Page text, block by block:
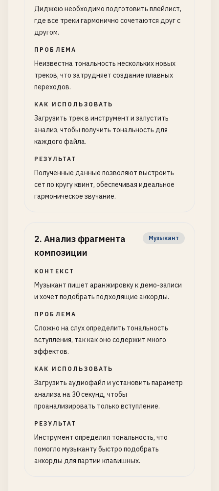
Диджею необходимо подготовить плейлист,
где все треки гармонично сочетаются друг с
другом.
ПРОБЛЕМА
Неизвестна тональность нескольких новых
треков, что затрудняет создание плавных
переходов.
КАК ИСПОЛЬЗОВАТЬ
Загрузить трек в инструмент и запустить
анализ, чтобы получить тональность для
каждого файла.
РЕЗУЛЬТАТ
Полученные данные позволяют выстроить
сет по кругу квинт, обеспечивая идеальное
гармоническое звучание.
2. Анализ фрагмента
композиции
Музыкант
КОНТЕКСТ
Музыкант пишет аранжировку к демо-записи
и хочет подобрать подходящие аккорды.
ПРОБЛЕМА
Сложно на слух определить тональность
вступления, так как оно содержит много
эффектов.
КАК ИСПОЛЬЗОВАТЬ
Загрузить аудиофайл и установить параметр
анализа на 30 секунд, чтобы
проанализировать только вступление.
РЕЗУЛЬТАТ
Инструмент определил тональность, что
помогло музыканту быстро подобрать
аккорды для партии клавишных.